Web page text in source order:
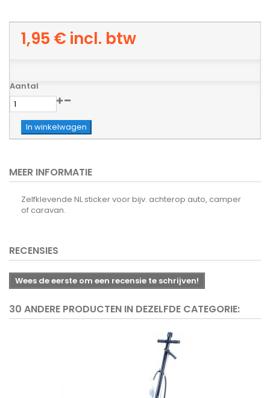
1,95 € incl. btw
Aantal
In winkelwagen
MEER INFORMATIE
Zelfklevende NL sticker voor bijv. achterop auto, camper
of caravan.
RECENSIES
Wees de eerste om een recensie te schrijven!
30 ANDERE PRODUCTEN IN DEZELFDE CATEGORIE: